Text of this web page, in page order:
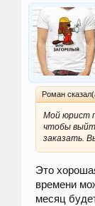
Роман
Мой юрист
чтобы
заказать.
Это
времени
месяц